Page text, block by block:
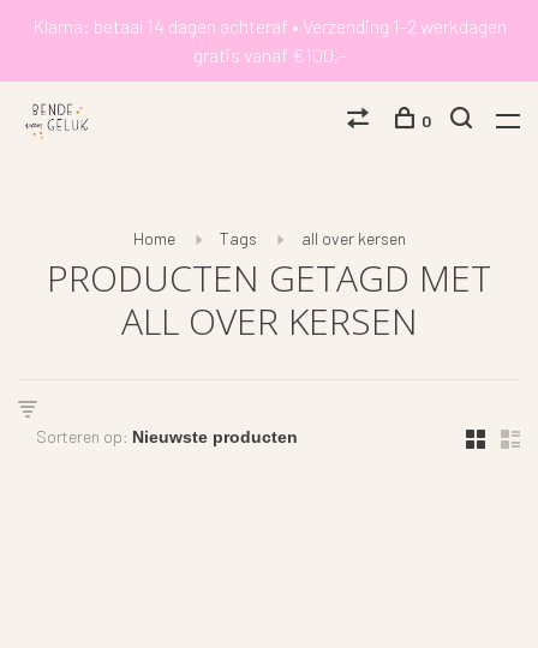
Klarna: betaal 14 dagen achteraf • Verzending 1-2 werkdagen
gratis vanaf €100,-
0
Home Tags all over kersen
PRODUCTEN GETAGD MET
ALL OVER KERSEN
Sorteren op: